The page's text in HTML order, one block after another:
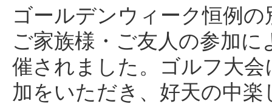
ゴールデンウィーク恒例
ご家族様・ご友人の参加
催されました。ゴルフ大
加をいただき、好天の中